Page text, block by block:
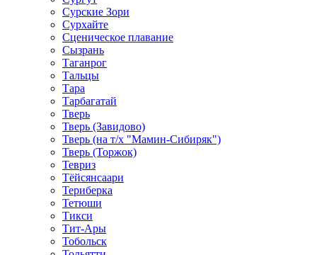
Сурские Зори
Сурхайте
Сценическое плавание
Сызрань
Таганрог
Тальцы
Тара
Тарбагатай
Тверь
Тверь (Завидово)
Тверь (на т/х "Мамин-Сибиряк")
Тверь (Торжок)
Тевриз
Тёйсянсаари
Териберка
Тетюши
Тикси
Тит-Ары
Тобольск